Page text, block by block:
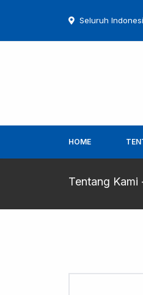
Seluruh
HOME
Tentang Kami